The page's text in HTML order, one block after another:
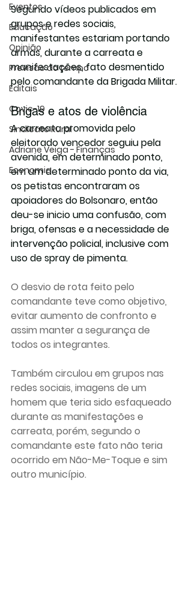
Eventos
Educação
Opinião
Previsão do tempo
Editais
Covic-19
Sindicato Rural
Adriane Veiga - Finanças
Economia
Segundo vídeos publicados em
grupos e redes sociais,
manifestantes estariam portando
armas, durante a carreata e
manifestações, fato desmentido
pelo comandante da Brigada Militar.
Brigas e atos de violência
A carreata promovida pelo
eleitorado vencedor seguiu pela
avenida, em determinado ponto,
em um determinado ponto da via,
os petistas encontraram os
apoiadores do Bolsonaro, então
deu-se inicio uma confusão, com
briga, ofensas e a necessidade de
intervenção policial, inclusive com
uso de spray de pimenta.
O desvio de rota feito pelo
comandante teve como objetivo,
evitar aumento de confronto e
assim manter a segurança de
todos os integrantes.
Também circulou em grupos nas
redes sociais, imagens de um
homem que teria sido esfaqueado
durante as manifestações e
carreata, porém, segundo o
comandante este fato não teria
ocorrido em Não-Me-Toque e sim
outro município.